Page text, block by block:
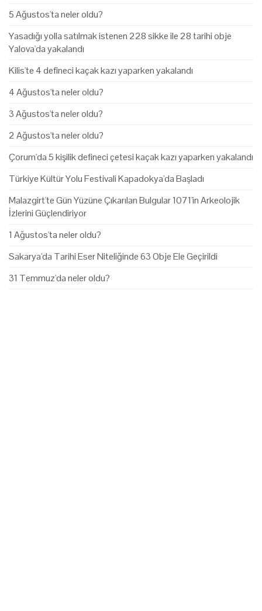
5 Ağustos'ta neler oldu?
Yasadığı yolla satılmak istenen 228 sikke ile 28 tarihi obje
Yalova'da yakalandı
Kilis'te 4 defineci kaçak kazı yaparken yakalandı
4 Ağustos'ta neler oldu?
3 Ağustos'ta neler oldu?
2 Ağustos'ta neler oldu?
Çorum'da 5 kişilik defineci çetesi kaçak kazı yaparken yakalandı
Türkiye Kültür Yolu Festivali Kapadokya'da Başladı
Malazgirt'te Gün Yüzüne Çıkarılan Bulgular 1071'in Arkeolojik
İzlerini Güçlendiriyor
1 Ağustos'ta neler oldu?
Sakarya'da Tarihi Eser Niteliğinde 63 Obje Ele Geçirildi
31 Temmuz'da neler oldu?